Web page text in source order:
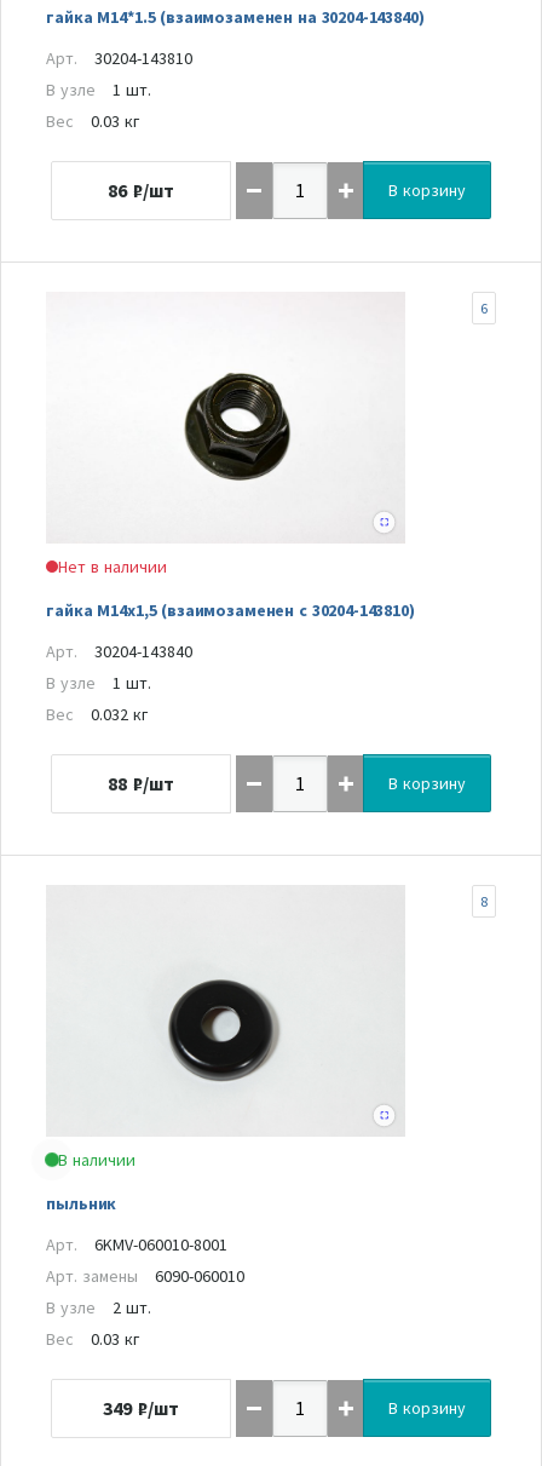
гайка M14*1.5 (взаимозаменен на 30204-143840)
Арт.
30204-143810
В узле
1 шт.
Вес
0.03 кг
86 ₽/шт В корзину
Нет в наличии
гайка М14х1,5 (взаимозаменен с 30204-143810)
6
Арт.
30204-143840
В узле
1 шт.
Вес
0.032 кг
88 ₽/шт В корзину
В наличии
пыльник
8
Арт.
6KMV-060010-8001
Арт. замены
6090-060010
В узле
2 шт.
Вес
0.03 кг
349 ₽/шт В корзину